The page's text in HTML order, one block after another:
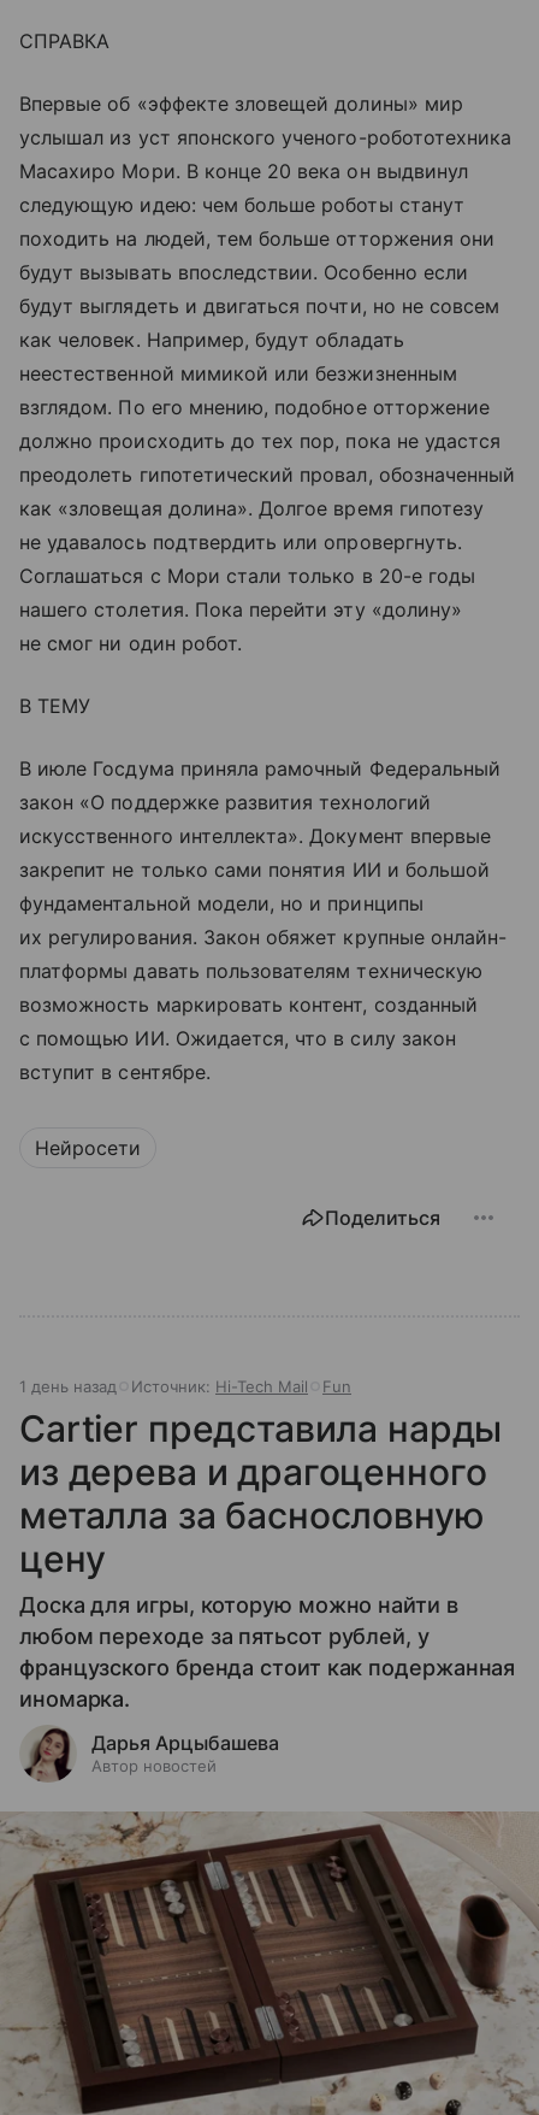
СПРАВКА
Впервые об «эффекте зловещей долины» мир
услышал из уст японского ученого-робототехника
Масахиро Мори. В конце 20 века он выдвинул
следующую идею: чем больше роботы станут
походить на людей, тем больше отторжения они
будут вызывать впоследствии. Особенно если
будут выглядеть и двигаться почти, но не совсем
как человек. Например, будут обладать
неестественной мимикой или безжизненным
взглядом. По его мнению, подобное отторжение
должно происходить до тех пор, пока не удастся
преодолеть гипотетический провал, обозначенный
как «зловещая долина». Долгое время гипотезу
не удавалось подтвердить или опровергнуть.
Соглашаться с Мори стали только в 20-е годы
нашего столетия. Пока перейти эту «долину»
не смог ни один робот.
В ТЕМУ
В июле Госдума приняла рамочный Федеральный
закон «О поддержке развития технологий
искусственного интеллекта». Документ впервые
закрепит не только сами понятия ИИ и большой
фундаментальной модели, но и принципы
их регулирования. Закон обяжет крупные онлайн-
платформы давать пользователям техническую
возможность маркировать контент, созданный
с помощью ИИ. Ожидается, что в силу закон
вступит в сентябре.
Нейросети
Поделиться
1 день назад Источник: Hi-Tech Mail Fun
Cartier представила нарды
из дерева и драгоценного
металла за баснословную
цену
Доска для игры, которую можно найти в
любом переходе за пятьсот рублей, у
французского бренда стоит как подержанная
иномарка.
Дарья Арцыбашева
Автор новостей